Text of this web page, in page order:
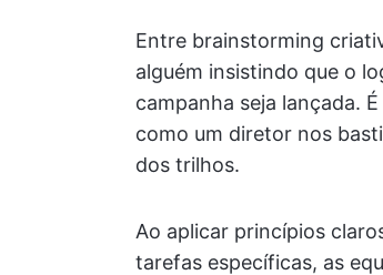
Entre brainstorming
alguém insistindo que o
campanha seja lançada.
como um diretor nos
dos trilhos.
Ao aplicar princípios
tarefas específicas, as